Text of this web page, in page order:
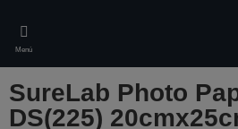
main
content
Menú
SureLab Photo
DS(225)